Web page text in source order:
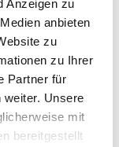
Anzeigen zu
anbieten
zu
zu Ihrer
Partner für
weiter. Unsere
mit
bereitgestellt